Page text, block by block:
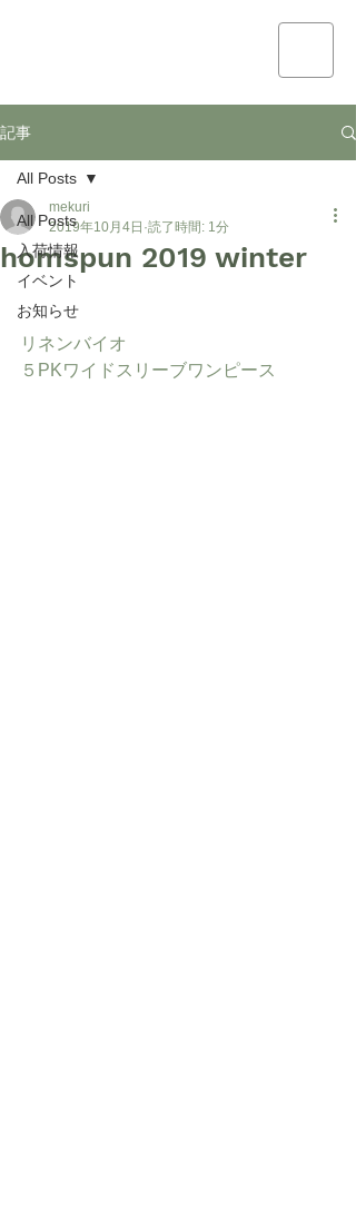
記事
All Posts
入荷情報
イベント
お知らせ
All Posts
homspun 2019 winter
mekuri
2019年10月4日 読了時間: 1分
リネンバイオ
５PKワイドスリーブワンピース